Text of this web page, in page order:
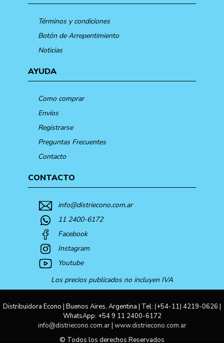
Términos y condiciones
Botón de Arrepentimiento
Noticias
AYUDA
Como comprar
Envíos
Registrarse
Preguntas Frecuentes
Contacto
CONTACTO
info@distriecono.com.ar
11 2400-6172
Facebook
Instagram
Youtube
Los precios publicados no incluyen IVA
Distribuidora Econo | Buenos Aires, Argentina | Tel: (+54-11) 4219-0626 |
WhatsApp: +54 9 11 2400-6172
info@distriecono.com.ar| www.distriecono.com.ar
© Todos los derechos Reservados